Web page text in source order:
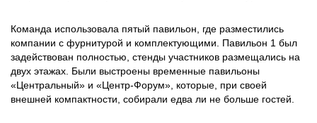
Команда использовала пятый павильон, где разместились
компании с фурнитурой и комплектующими. Павильон 1 был
задействован полностью, стенды участников размещались на
двух этажах. Были выстроены временные павильоны
«Центральный» и «Центр-Форум», которые, при своей
внешней компактности, собирали едва ли не больше гостей.